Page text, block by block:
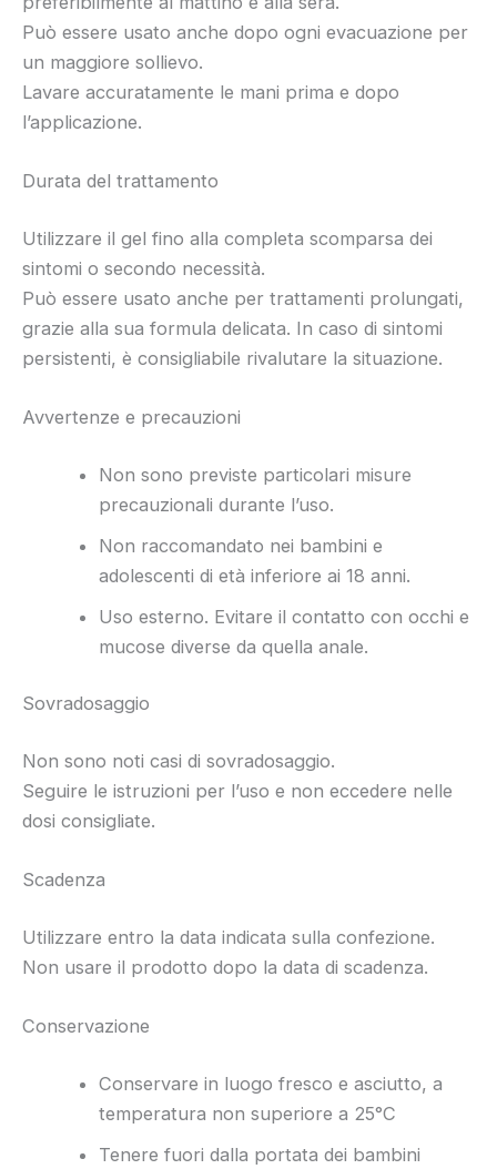
Può essere usato anche dopo ogni evacuazione per
un maggiore sollievo.
Lavare accuratamente le mani prima e dopo
l’applicazione.
Durata del trattamento
Utilizzare il gel fino alla completa scomparsa dei
sintomi o secondo necessità.
Può essere usato anche per trattamenti prolungati,
grazie alla sua formula delicata. In caso di sintomi
persistenti, è consigliabile rivalutare la situazione.
Avvertenze e precauzioni
Non sono previste particolari misure
precauzionali durante l’uso.
Non raccomandato nei bambini e
adolescenti di età inferiore ai 18 anni.
Uso esterno. Evitare il contatto con occhi e
mucose diverse da quella anale.
Sovradosaggio
Non sono noti casi di sovradosaggio.
Seguire le istruzioni per l’uso e non eccedere nelle
dosi consigliate.
Scadenza
Utilizzare entro la data indicata sulla confezione.
Non usare il prodotto dopo la data di scadenza.
Conservazione
Conservare in luogo fresco e asciutto, a
temperatura non superiore a 25°C
Tenere fuori dalla portata dei bambini